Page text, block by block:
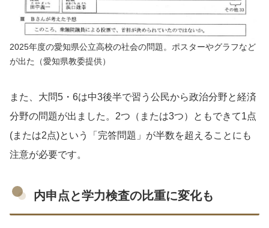
2025年度の愛知県公立高校の社会の問題。ポスターやグラフなど
が出た（愛知県教委提供）
また、大問5・6は中3後半で習う公民から政治分野と経済
分野の問題が出ました。2つ（または3つ）ともできて1点
(または2点)という「完答問題」が半数を超えることにも
注意が必要です。
内申点と学力検査の比重に変化も